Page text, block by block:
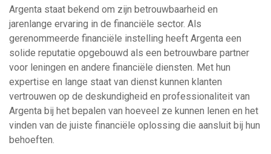
Argenta staat bekend om zijn betrouwbaarheid en
jarenlange ervaring in de financiële sector. Als
gerenommeerde financiële instelling heeft Argenta een
solide reputatie opgebouwd als een betrouwbare partner
voor leningen en andere financiële diensten. Met hun
expertise en lange staat van dienst kunnen klanten
vertrouwen op de deskundigheid en professionaliteit van
Argenta bij het bepalen van hoeveel ze kunnen lenen en het
vinden van de juiste financiële oplossing die aansluit bij hun
behoeften.